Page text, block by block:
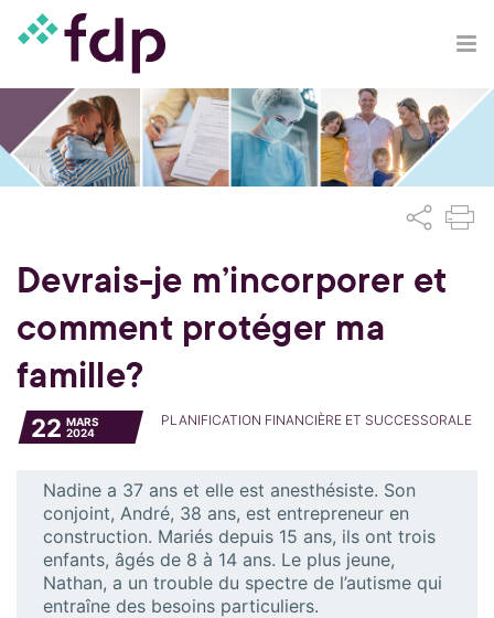
Devrais-je m’incorporer et
comment protéger ma
famille?
22 MARS
2024
PLANIFICATION FINANCIÈRE ET SUCCESSORALE
Nadine a 37 ans et elle est anesthésiste. Son
conjoint, André, 38 ans, est entrepreneur en
construction. Mariés depuis 15 ans, ils ont trois
enfants, âgés de 8 à 14 ans. Le plus jeune,
Nathan, a un trouble du spectre de l’autisme qui
entraîne des besoins particuliers.